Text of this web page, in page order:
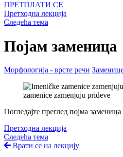
ПРЕТПЛАТИ СЕ
Претходна лекција
Следећа тема
Појам заменица
Морфологија - врсте речи
Погледајте преглед појма
Претходна лекција
Следећа тема
Врати се на лекцију